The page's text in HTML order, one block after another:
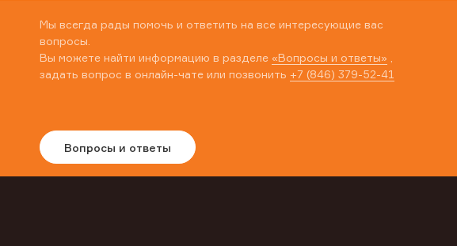
Мы всегда рады помочь и ответить на все интересующие вас
вопросы.
Вы можете найти информацию в разделе «Вопросы и ответы»
задать вопрос в онлайн-чате или позвонить +7 (846) 379-52-41
Вопросы и ответы